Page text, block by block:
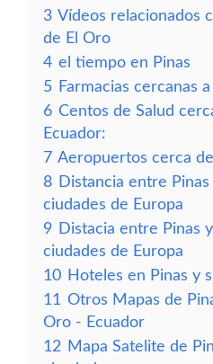
3 Vídeos relacionados
de El Oro
4 el tiempo en Pinas
5 Farmacias cercanas
6 Centos de Salud
Ecuador:
7 Aeropuertos cerca
8 Distancia entre
ciudades de Europa
9 Distacia entre Pinas
ciudades de Europa
10 Hoteles en Pinas y
11 Otros Mapas de
Oro - Ecuador
12 Mapa Satelite de